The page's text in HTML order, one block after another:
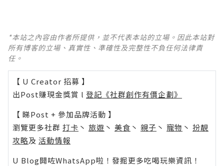
*本站之內容由作者所提供，並不代表本站的立場。因此本站對
所有博客的立場、真實性、準確性及完整性不負任何法律責
任。
【 U Creator 招募 】
出Post賺現金獎賞 l 登記《社群創作有價企劃》
【 睇Post + 參加品牌活動 】
瀏覽更多社群 打卡 丶 旅遊 丶 美食 丶 親子 丶 寵物 丶 扮靚
攻略及 活動情報
U Blog開咗WhatsApp啦！發掘更多吃喝玩樂資訊！